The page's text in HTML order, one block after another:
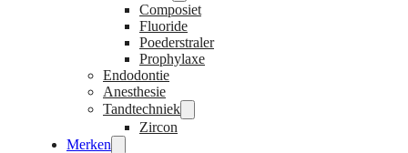
Composiet
Fluoride
Poederstraler
Prophylaxe
Endodontie
Anesthesie
Tandtechniek
Zircon
Merken